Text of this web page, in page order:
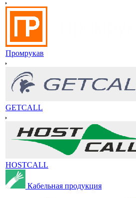
Промрукав
GETCALL
HOSTCALL
Кабельная продукция